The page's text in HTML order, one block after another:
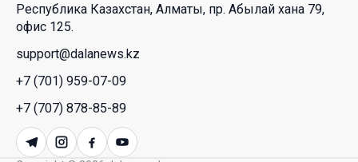
может рассчитывать многодетная семья в
Казахстане
23 Июл. 2026 12:48
Аида Балаева высказалась о важности развития
посмертного донорства в Казахстане
22 Июл. 2026 14:39
Республика Казахстан, Алматы, пр. Абылай хана 79,
офис 125.
support@dalanews.kz
+7 (701) 959-07-09
+7 (707) 878-85-89